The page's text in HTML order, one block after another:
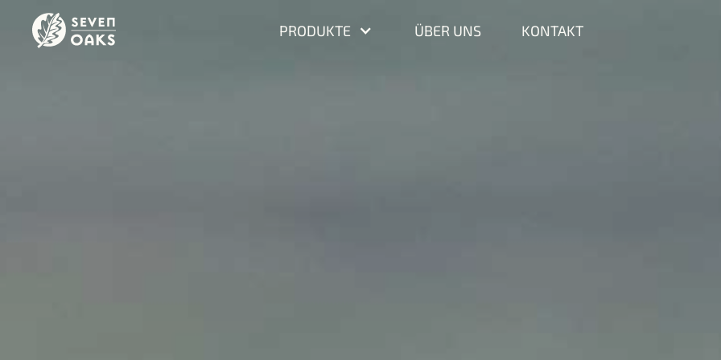
PRODUKTE ÜBER UNS KONTAKT
PRODUKTE ÜBER UNS KONTAKT